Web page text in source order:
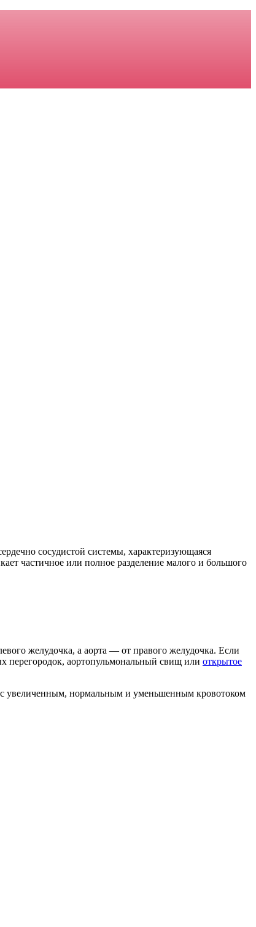
сосудистой системы, характеризующаяся
частичное или полное разделение малого и большого
желудочка, а аорта — от правого желудочка. Если
перегородок, аортопульмональный свищ или открытое
с увеличенным, нормальным и уменьшенным кровотоком